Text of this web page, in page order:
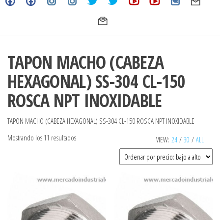
TAPON MACHO (CABEZA
HEXAGONAL) SS-304 CL-150
ROSCA NPT INOXIDABLE
TAPON MACHO (CABEZA HEXAGONAL) SS-304 CL-150 ROSCA NPT INOXIDABLE
VIEW: 24 / 30 / ALL
Mostrando los 11 resultadosOrdenado
a
alto